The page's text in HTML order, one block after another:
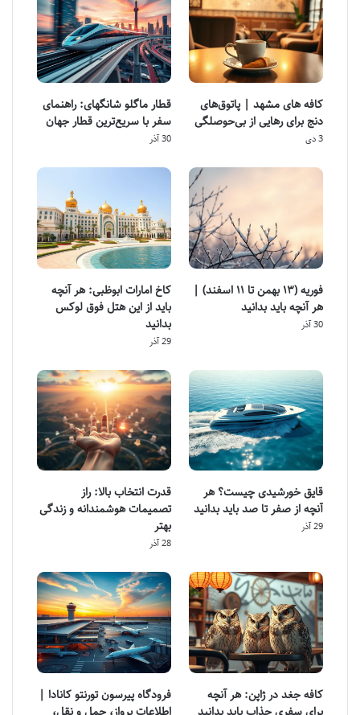
کافه های مشهد | پاتوق‌های
دنج برای رهایی از بی‌حوصلگی
3 دی
قطار ماگلو شانگهای: راهنمای
سفر با سریع‌ترین قطار جهان
30 آذر
فوریه (۱۳ بهمن تا ۱۱ اسفند) |
هر آنچه باید بدانید
30 آذر
کاخ امارات ابوظبی: هر آنچه
باید از این هتل فوق لوکس
بدانید
29 آذر
قایق خورشیدی چیست؟ هر
آنچه از صفر تا صد باید بدانید
29 آذر
قدرت انتخاب بالا: راز
تصمیمات هوشمندانه و زندگی
بهتر
28 آذر
کافه جغد در ژاپن: هر آنچه
فرودگاه پیرسون تورنتو کانادا |